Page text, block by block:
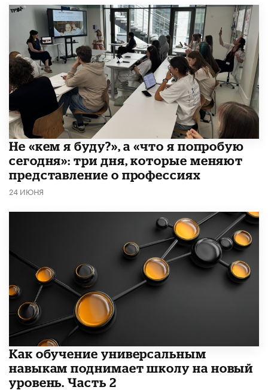
Не «кем я буду?», а «что я попробую
сегодня»: три дня, которые меняют
представление о профессиях
24 ИЮНЯ
​Как обучение универсальным
навыкам поднимает школу на новый
уровень. Часть 2